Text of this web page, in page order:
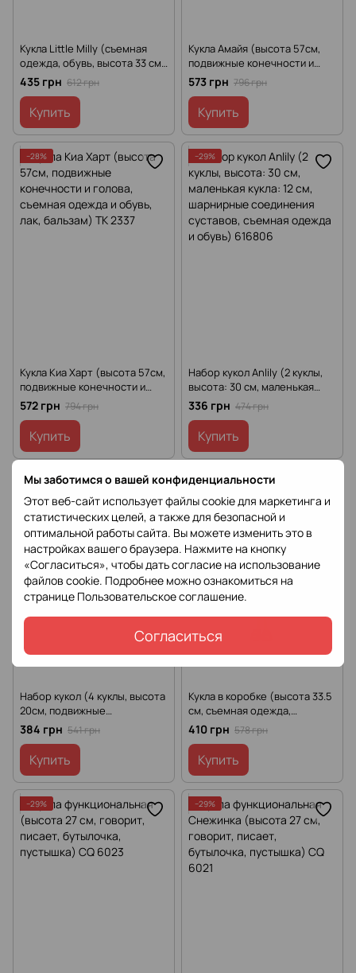
Мы заботимся о вашей конфиденциальности
Этот веб-сайт использует файлы cookie для маркетинга и
статистических целей, а также для безопасной и
оптимальной работы сайта. Вы можете изменить это в
настройках вашего браузера. Нажмите на кнопку
«Согласиться», чтобы дать согласие на использование
файлов cookie. Подробнее можно ознакомиться на
странице Пользовательское соглашение.
Согласиться
Кукла Little Milly (съемная
одежда, обувь, высота 33 см,
в коробке) 92016 C
435 грн 612 грн
Купить
Кукла Амайя (высота 57см,
подвижные конечности и
голова, съемная одежда и
обувь, лак, кольца, фен) TK
2327
573 грн 796 грн
Купить
−28%
Кукла Киа Харт (высота 57см,
подвижные конечности и
голова, съемная одежда и
обувь, лак, бальзам) TK 2337
572 грн 794 грн
Купить
−29%
Набор кукол Anlily (2 куклы,
высота: 30 см, маленькая
кукла: 12 см, шарнирные
соединения суставов,
съемная одежда и
обувь) 616806
336 грн 474 грн
Купить
−29%
Набор кукол (4 куклы, высота
20см, подвижные
конечности, съемная
одежда, щетка для волос) A
02 E
384 грн 541 грн
Купить
−29%
Кукла в коробке (высота 33.5
см, съемная одежда,
подвижные конечности, в
коробке) WX 301-10
410 грн 578 грн
Купить
−29% −29%